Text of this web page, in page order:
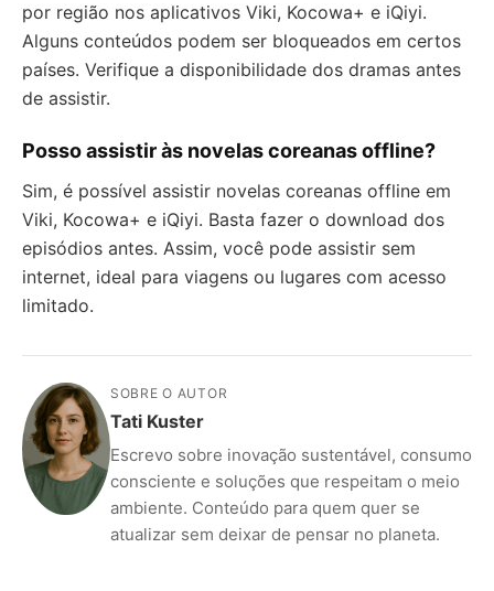
por região nos aplicativos Viki, Kocowa+ e iQiyi.
Alguns conteúdos podem ser bloqueados em certos
países. Verifique a disponibilidade dos dramas antes
de assistir.
Posso assistir às novelas coreanas offline?
Sim, é possível assistir novelas coreanas offline em
Viki, Kocowa+ e iQiyi. Basta fazer o download dos
episódios antes. Assim, você pode assistir sem
internet, ideal para viagens ou lugares com acesso
limitado.
SOBRE O AUTOR
Tati Kuster
Escrevo sobre inovação sustentável, consumo
consciente e soluções que respeitam o meio
ambiente. Conteúdo para quem quer se
atualizar sem deixar de pensar no planeta.